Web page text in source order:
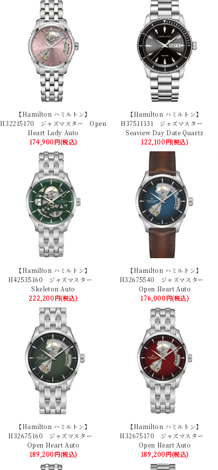
【Hamilton ハミルトン】
H32215170 ジャズマスター Open
Heart Lady Auto
174,900円(税込)
【Hamilton ハミルトン】
H37511131 ジャズマスター
Seaview Day Date Quartz
122,100円(税込)
【Hamilton ハミルトン】
H42535160 ジャズマスター
Skeleton Auto
222,200円(税込)
【Hamilton ハミルトン】
H32675540 ジャズマスター
Open Heart Auto
176,000円(税込)
【Hamilton ハミルトン】
H32675160 ジャズマスター
Open Heart Auto
189,200円(税込)
【Hamilton ハミルトン】
H32675170 ジャズマスター
Open Heart Auto
189,200円(税込)